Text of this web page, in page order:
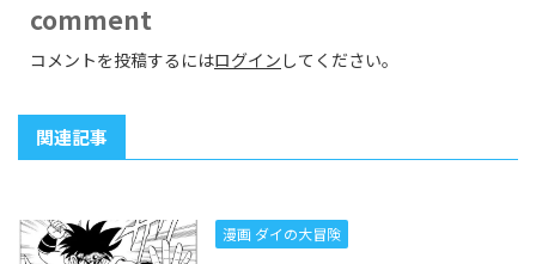
comment
コメントを投稿するにはログイン してください。
関連記事
漫画 ダイの大冒険